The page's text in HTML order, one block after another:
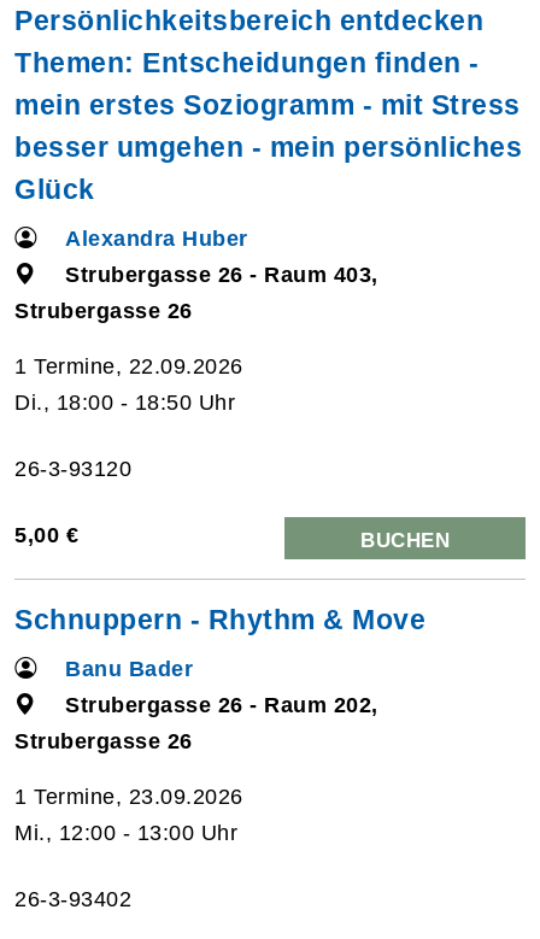
Persönlichkeitsbereich entdecken
Themen: Entscheidungen finden -
mein erstes Soziogramm - mit Stress
besser umgehen - mein persönliches
Glück
Alexandra Huber
Strubergasse 26 - Raum 403,
Strubergasse 26
1 Termine, 22.09.2026
Di., 18:00 - 18:50 Uhr
26-3-93120
5,00 € BUCHEN
Schnuppern - Rhythm & Move
Banu Bader
Strubergasse 26 - Raum 202,
Strubergasse 26
1 Termine, 23.09.2026
Mi., 12:00 - 13:00 Uhr
26-3-93402